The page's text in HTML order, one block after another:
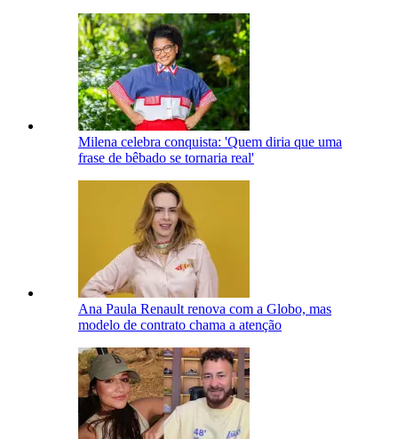
Milena celebra conquista: 'Quem diria que uma
frase de bêbado se tornaria real'
Ana Paula Renault renova com a Globo, mas
modelo de contrato chama a atenção